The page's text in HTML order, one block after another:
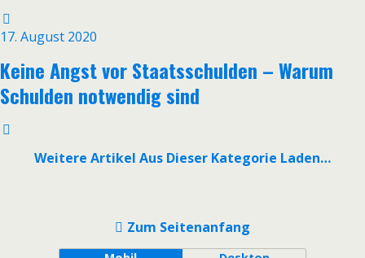
17. August 2020
Keine Angst vor Staatsschulden – Warum
Schulden notwendig sind
Weitere Artikel Aus Dieser Kategorie Laden…
Zum Seitenanfang